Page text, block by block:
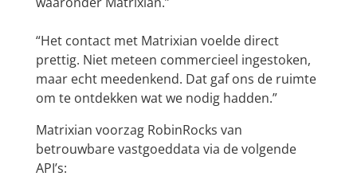
“Het contact met Matrixian voelde direct
prettig. Niet meteen commercieel ingestoken,
maar echt meedenkend. Dat gaf ons de ruimte
om te ontdekken wat we nodig hadden.”
Matrixian voorzag RobinRocks van
betrouwbare vastgoeddata via de volgende
API’s: